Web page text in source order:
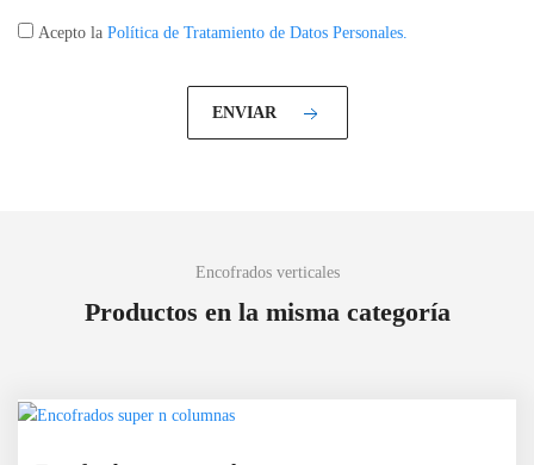
Acepto la Política de Tratamiento de Datos Personales.
ENVIAR
Encofrados verticales
Productos en la misma categoría